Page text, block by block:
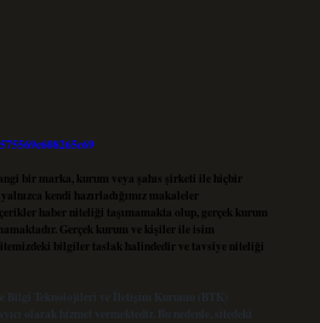
bir marka, kurum veya şahıs şirketi ile hiçbir
kendi hazırladığımız makaleler
haber niteliği taşımamakta olup, gerçek kurum
Gerçek kurum ve kişiler ile isim
bilgiler taslak halindedir ve tavsiye niteliği
Bilgi Teknolojileri ve İletişim Kurumu (BTK)
olarak hizmet vermektedir. Bu nedenle, sitedeki